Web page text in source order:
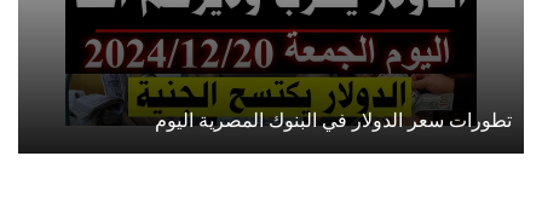
تطورات سعر الدولار في البنوك المصرية اليوم